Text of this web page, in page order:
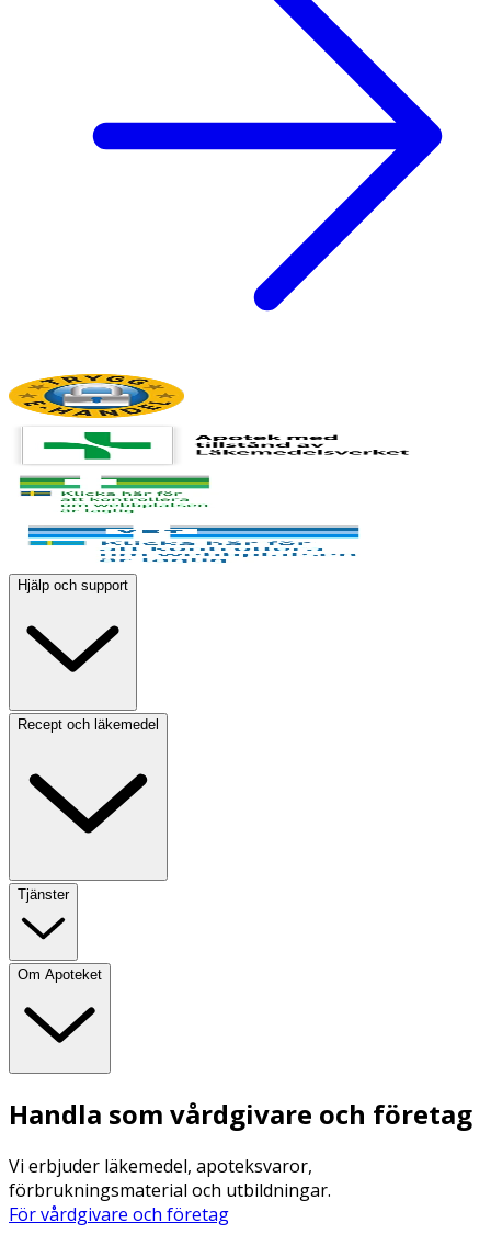
Hjälp och support
Recept och läkemedel
Tjänster
Om Apoteket
Handla som vårdgivare och företag
Vi erbjuder läkemedel, apoteksvaror,
förbrukningsmaterial och utbildningar.
För vårdgivare och företag